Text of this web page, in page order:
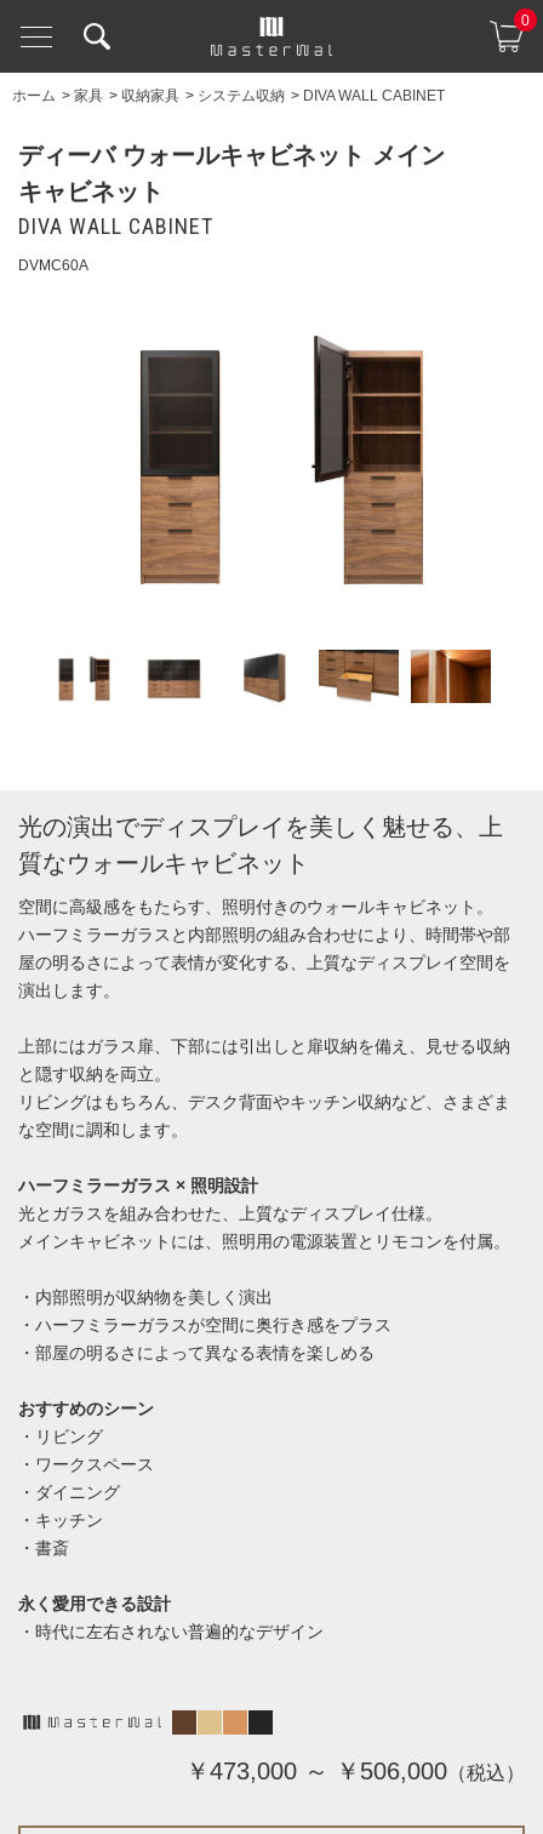
0
ホーム > 家具 > 収納家具 > システム収納 > DIVA WALL CABINET
ディーバ ウォールキャビネット メイン
キャビネット
DIVA WALL CABINET
DVMC60A
光の演出でディスプレイを美しく魅せる、上
質なウォールキャビネット
空間に高級感をもたらす、照明付きのウォールキャビネット。
ハーフミラーガラスと内部照明の組み合わせにより、時間帯や部
屋の明るさによって表情が変化する、上質なディスプレイ空間を
演出します。
上部にはガラス扉、下部には引出しと扉収納を備え、見せる収納
と隠す収納を両立。
リビングはもちろん、デスク背面やキッチン収納など、さまざま
な空間に調和します。
ハーフミラーガラス × 照明設計
光とガラスを組み合わせた、上質なディスプレイ仕様。
メインキャビネットには、照明用の電源装置とリモコンを付属。
・内部照明が収納物を美しく演出
・ハーフミラーガラスが空間に奥行き感をプラス
・部屋の明るさによって異なる表情を楽しめる
おすすめのシーン
・リビング
・ワークスペース
・ダイニング
・キッチン
・書斎
永く愛用できる設計
・時代に左右されない普遍的なデザイン
￥473,000 ～ ￥506,000 （税込）